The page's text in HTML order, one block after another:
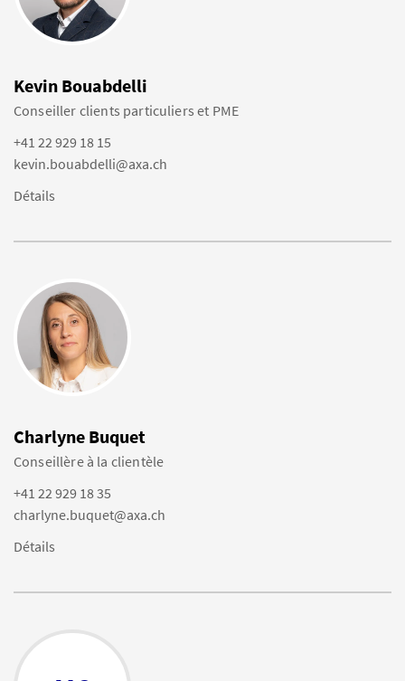
Kevin Bouabdelli
Conseiller clients particuliers et PME
+41 22 929 18 15
kevin.bouabdelli@axa.ch
Détails
Charlyne Buquet
Conseillère à la clientèle
+41 22 929 18 35
charlyne.buquet@axa.ch
Détails